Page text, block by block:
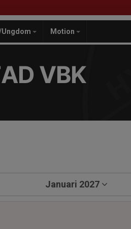
Ungdom Motion
VBK
Januari 2027